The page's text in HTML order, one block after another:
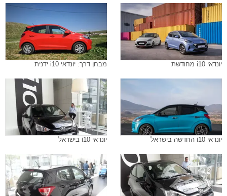
יונדאי i10 מחודשת מבחן דרך: יונדאי i10 ידנית
יונדאי i10 החדשה בישראל יונדאי i10 בישראל